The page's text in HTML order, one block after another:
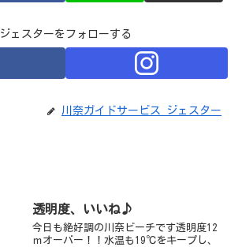
ジェスターをフォローする
川奈ガイドサービス ジェスター
透明度、いいね♪
今日も絶好調の川奈ビーチです透明度12
ｍオーバー！！水温も19℃をキープし、